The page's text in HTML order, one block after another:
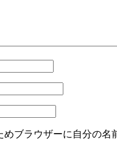
ブラウザーに自分の名